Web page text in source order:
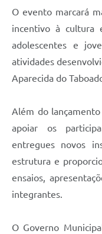
O evento marcará
incentivo à cultura
adolescentes e
atividades
Aparecida do
Além do
apoiar os
entregues novos
estrutura e
ensaios,
integrantes.
O Governo